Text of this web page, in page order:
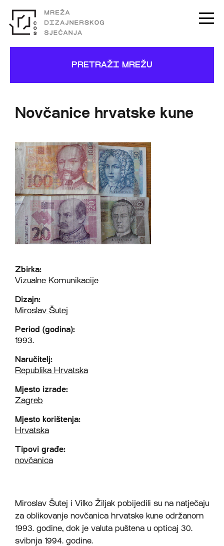
PRETRAŽI MREŽU
Novčanice hrvatske kune
Zbirka:
Vizualne Komunikacije
Dizajn:
Miroslav Šutej
Period (godina):
1993.
Naručitelj:
Republika Hrvatska
Mjesto izrade:
Zagreb
Mjesto korištenja:
Hrvatska
Tipovi građe:
novčanica
Miroslav Šutej i Vilko Žiljak pobijedili su na natječaju
za oblikovanje novčanica hrvatske kune održanom
1993. godine, dok je valuta puštena u opticaj 30.
svibnja 1994. godine.